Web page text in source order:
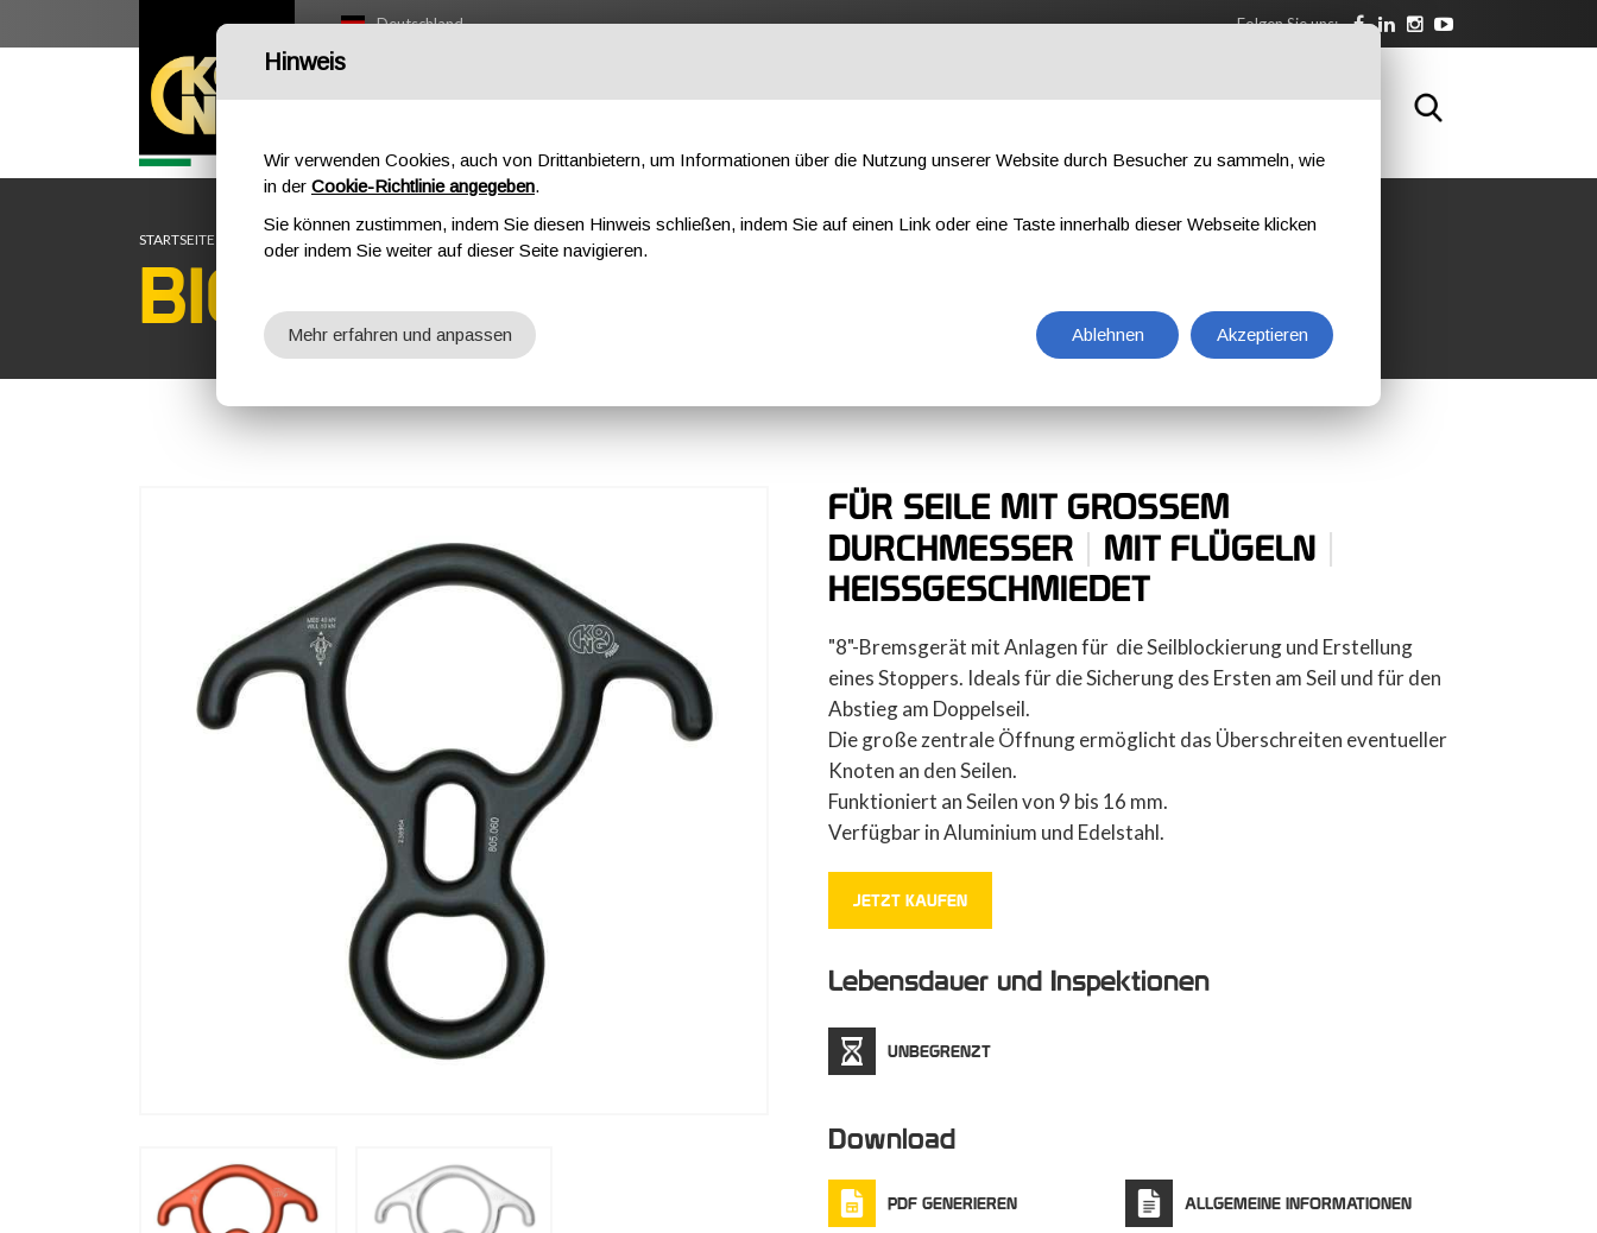
Deutschland Folgen Sie uns:
OUTDOOR PROFESSIONAL KOMPONENTEN ÜBER UNS DOWNLOAD AUSBILDUNG KONTAKTIEREN SIE UNS
STARTSEITE OUTDOOR PROFESSIONAL ABSEILGERÄTE BIG 8
BIG 8
FÜR SEILE MIT GROSSEM D
URCHMESSER | MIT FLÜGELN |
HEISSGESCHMIEDET
"8"-Bremsgerät mit Anlagen für die Seilblockierung und Erstellung
eines Stoppers. Ideals für die Sicherung des Ersten am Seil und für den
Abstieg am Doppelseil.
Die große zentrale Öffnung ermöglicht das Überschreiten eventueller
Knoten an den Seilen.
Funktioniert an Seilen von 9 bis 16 mm.
Verfügbar in Aluminium und Edelstahl.
JETZT KAUFEN
Lebensdauer und Inspektionen
UNBEGRENZT
Download
PDF GENERIEREN ALLGEMEINE INFORMATIONEN
Hinweis
Wir verwenden Cookies, auch von Drittanbietern, um Informationen über die Nutzung unserer Website durch Besucher zu sammeln, wie
in der Cookie-Richtlinie angegeben.
Sie können zustimmen, indem Sie diesen Hinweis schließen, indem Sie auf einen Link oder eine Taste innerhalb dieser Webseite klicken
oder indem Sie weiter auf dieser Seite navigieren.
Ablehnen Akzeptieren
Mehr erfahren und anpassen